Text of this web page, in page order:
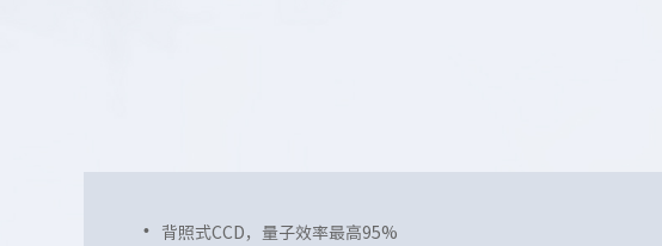
背照式CCD，量子效率最高95%